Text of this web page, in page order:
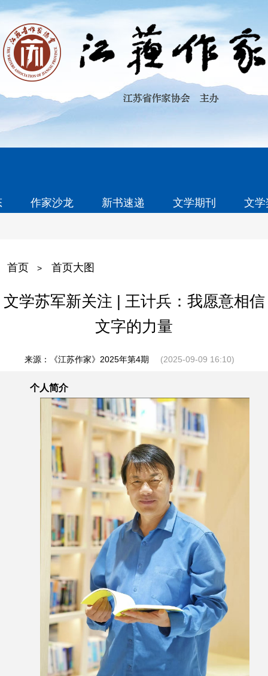
作家沙龙 新书速递 文学期刊 文
首页 > 首页大图
文学苏军新关注 | 王计兵：我愿意相信
文字的力量
来源：《江苏作家》2025年第4期 (2025-09-09 16:10)
个人简介